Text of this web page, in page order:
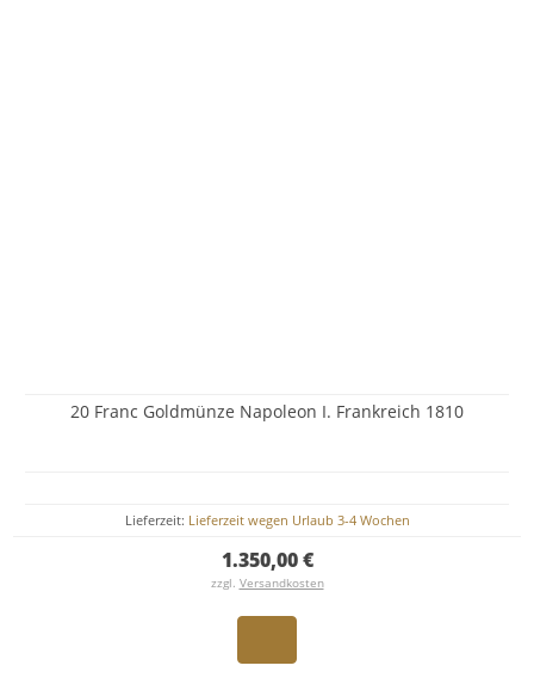
20 Franc Goldmünze Napoleon I. Frankreich 1810
Lieferzeit: Lieferzeit wegen Urlaub 3-4 Wochen
1.350,00 €
zzgl. Versandkosten